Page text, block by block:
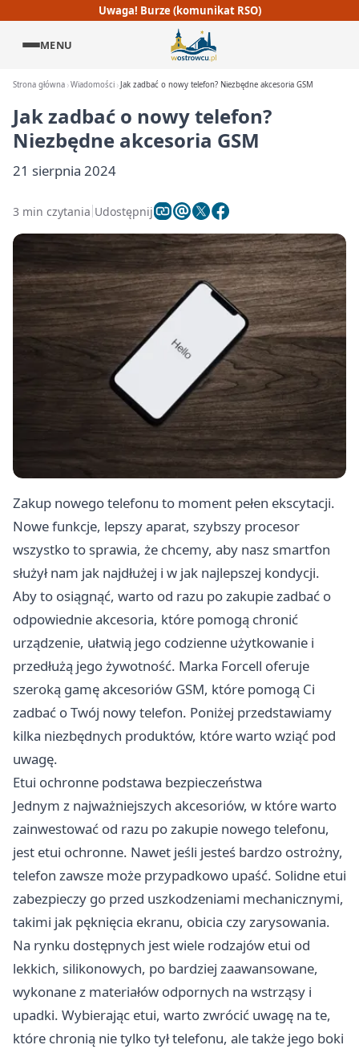
Uwaga! Burze (komunikat RSO)
MENU
Strona główna Wiadomości Jak zadbać o nowy telefon? Niezbędne akcesoria GSM
Jak zadbać o nowy telefon?
Niezbędne akcesoria GSM
21 sierpnia 2024
3 min czytania Udostępnij
Zakup nowego telefonu to moment pełen ekscytacji.
Nowe funkcje, lepszy aparat, szybszy procesor
wszystko to sprawia, że chcemy, aby nasz smartfon
służył nam jak najdłużej i w jak najlepszej kondycji.
Aby to osiągnąć, warto od razu po zakupie zadbać o
odpowiednie akcesoria, które pomogą chronić
urządzenie, ułatwią jego codzienne użytkowanie i
przedłużą jego żywotność. Marka Forcell oferuje
szeroką gamę akcesoriów GSM, które pomogą Ci
zadbać o Twój nowy telefon. Poniżej przedstawiamy
kilka niezbędnych produktów, które warto wziąć pod
uwagę.
Etui ochronne podstawa bezpieczeństwa
Jednym z najważniejszych akcesoriów, w które warto
zainwestować od razu po zakupie nowego telefonu,
jest etui ochronne. Nawet jeśli jesteś bardzo ostrożny,
telefon zawsze może przypadkowo upaść. Solidne etui
zabezpieczy go przed uszkodzeniami mechanicznymi,
takimi jak pęknięcia ekranu, obicia czy zarysowania.
Na rynku dostępnych jest wiele rodzajów etui od
lekkich, silikonowych, po bardziej zaawansowane,
wykonane z materiałów odpornych na wstrząsy i
upadki. Wybierając etui, warto zwrócić uwagę na te,
które chronią nie tylko tył telefonu, ale także jego boki